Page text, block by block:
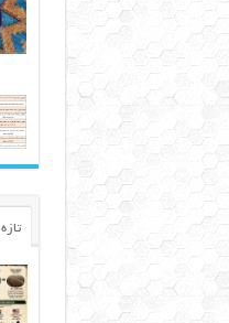
تازه